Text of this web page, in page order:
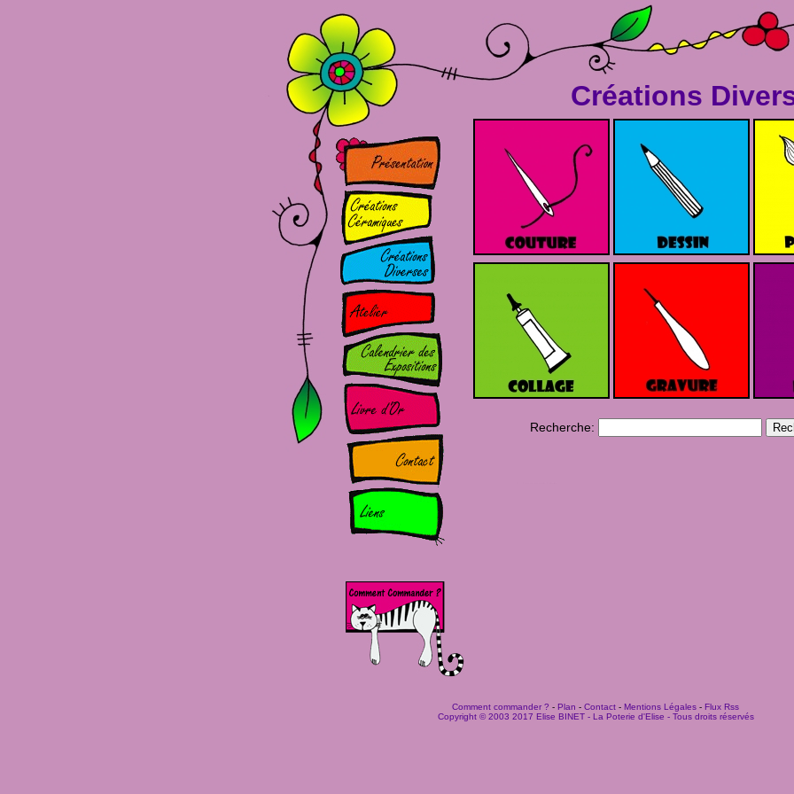
Créations
Recherche:
Comment commander ? - Plan - Contact - Mentions Légales - Flux Rss
Copyright © 2003 2017 Elise BINET - La Poterie d'Elise - Tous droits réservés